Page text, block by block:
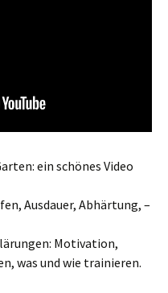
ein schönes Video
Ausdauer, Abhärtung, –
Motivation,
was und wie trainieren.